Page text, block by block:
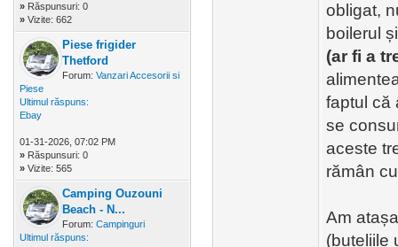
» Răspunsuri: 0
» Vizite: 662
Piese frigider
Thetford
Forum: Vanzari Accesorii si
Piese
Ultimul răspuns:
Ebay
01-31-2026, 07:02 PM
» Răspunsuri: 0
» Vizite: 565
Camping Ouzouni
Beach - N...
Forum: Campinguri
Ultimul răspuns:
obligat,
boilerul
(ar fi a
faptul că
se
aceste
rămân
Am
(buteliile